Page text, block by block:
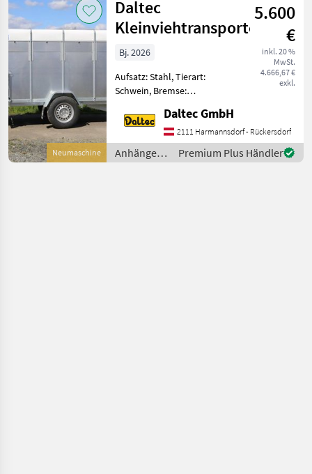
Neuwertiger Kipper
Neumaschine
Daltec
Kleinviehtransporter
5.600
€
inkl. 20 %
MwSt.
4.666,67 €
exkl.
Bj. 2026
Aufsatz: Stahl, Tierart:
Schwein, Bremse:
Typenschein Höchzul.
Gesamtgewicht 1300kg
Nutzlast 795kg Innenmaße:
2580x1400x1480
Daltec GmbH
2111 Harmannsdorf - Rückersdorf
Anhänger /
Daltec
Premium Plus Händler